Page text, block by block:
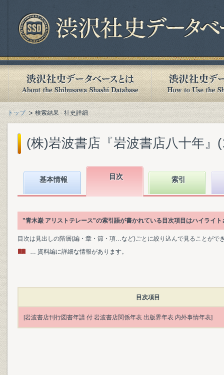
トップ 検索結果 - 社史詳細
(株)岩波書店『岩波書店八十年』
基本情報 目次 索引
"青木巌 アリストテレース"の索引語が書かれている目次項目はハイライト
目次は見出しの階層(編・章・節・項…など)ごとに絞り込んで見ることがで
… 資料編に詳細な情報があります。
目次項目
[岩波書店刊行図書年譜 付 岩波書店関係年表 出版界年表 内外事情年表]